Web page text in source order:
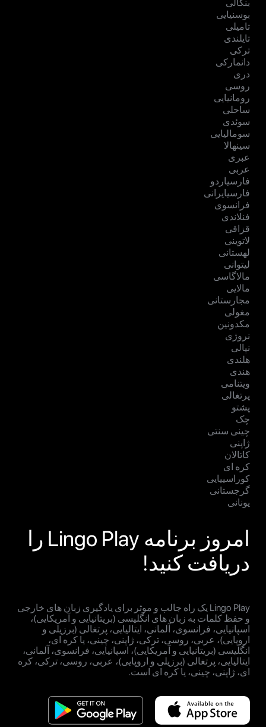
بنگالی
بوسنیایی
تامیلی
تایلندی
ترکی
دانمارکی
دری
روسی
رومانیایی
ساحلی
سوئدی
سومالیایی
سینهالا
عبری
عربی
فارسیاردو
فارسیایرانی
فرانسوی
فنلاندی
قزاقی
لاتوینی
لهستانی
لیتوانی
مالاگاسی
مالایی
مجارستانی
مغولی
مکدونین
نروژی
نپالی
هلندی
هندی
ویتنامی
پرتغالی
پشتو
چک
چینی سنتی
ژاپنی
کاتالان
کره ای
کوراسییایی
گرجستانی
یونانی
امروز برنامه Lingo Play را
دریافت کنید!
Lingo Play یک راه جالب و موثر برای یادگیری زبان های خارجی
و حفظ کلمات به زبان های انگلیسی (بریتانیایی و آمریکایی)،
اسپانیایی، فرانسوی، آلمانی، ایتالیایی، پرتغالی (برزیلی و
اروپایی)، عربی، روسی، ترکی، ژاپنی، چینی، یا کره ای،
انگلیسی (بریتانیایی و آمریکایی)، اسپانیایی، فرانسوی، آلمانی،
ایتالیایی، پرتغالی (برزیلی و اروپایی)، عربی، روسی، ترکی، کره
ای، ژاپنی، چینی، یا کره ای است.